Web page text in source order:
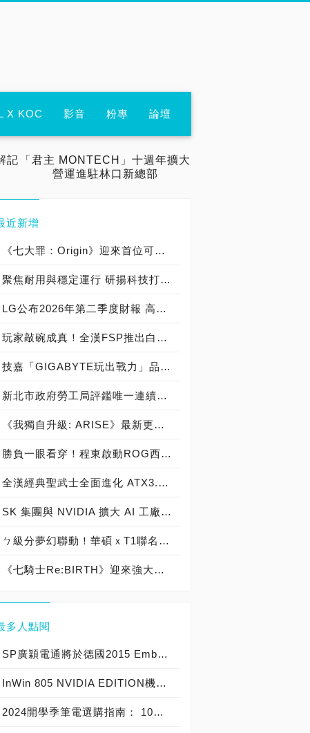
X KOC 影音 粉專 論壇
記
「君主 MONTECH」十週年擴大
營運進駐林口新總部
近新增
《七大罪：Origin》迎來首位可遊玩十誡角色「德里艾利」
聚焦耐用與穩定運行 研揚科技打造新一代 COM Express Type 6 模組
LG公布2026年第二季度財報 高附加價值產品銷售成長與成本競爭力提升，營業獲利年增 147%
玩家敲碗成真！全漢FSP推出白色 VITA PM MIT 1000W 靜音電源純白上市！ MIT 白金電源首度披上純白戰袍，支援 ATX 3.1、PCIe 5.1，10年保固！
技嘉「GIGABYTE玩出戰力」品牌活動8/3讓玩家「找到專屬配備」
新北市政府勞工局評鑑唯一連續三年獲獎企業！ 宏正三度榮膺新北市政府<友善移工企業>殊榮
《我獨自升級: ARISE》最新更新 成振宇覺醒闇影君主繼承者
勝負一眼看穿！程東啟動ROG西風之神 雙螢幕AI致勝全局
全漢經典聖武士全面進化 ATX3.1，價格不變！FSP VIC BD+ 電競入門最強銅牌電源！ ATX 3.1、全新壓紋線材、登錄享 5 年保固，打造新世代入門電競首選
SK 集團與 NVIDIA 擴大 AI 工廠與次世代記憶體策略合作 規模逾 5,000 億美元的 NVIDIA-SK AI 計畫（NVIDIA-SK AI Initiative）， 涵蓋 SK Telecom 最高達 2GW 的 AI 工廠，以及與 SK 海力士的長期 AI 記憶體合作
ㄅ級分夢幻聯動！華碩ｘT1聯名顯示卡全台盛大開賣
《七騎士Re:BIRTH》迎來強大的全新英雄[天劍]宣嵐 同步推出韓國主題劇情
多人點閱
SP廣穎電通將於德國2015 Embedded World展示全方位工控系列產品
InWin 805 NVIDIA EDITION機殼爆紅，迎廣GeForce GTX特仕版機箱正式開賣！
2024開學季筆電選購指南： 10大熱銷筆電推薦榜